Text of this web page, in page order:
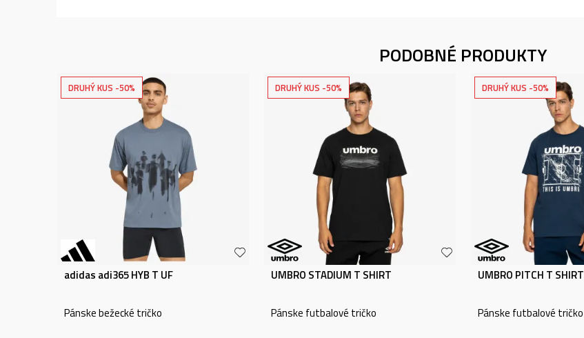
PODOBNÉ PRODUKTY
DRUHÝ KUS -50%
adidas adi365 HYB T UF
Pánske bežecké tričko
DRUHÝ KUS -50%
UMBRO STADIUM T SHIRT
Pánske futbalové tričko
DRUHÝ KUS -50%
UMBRO PITCH T SHIRT
Pánske futbalové tričko